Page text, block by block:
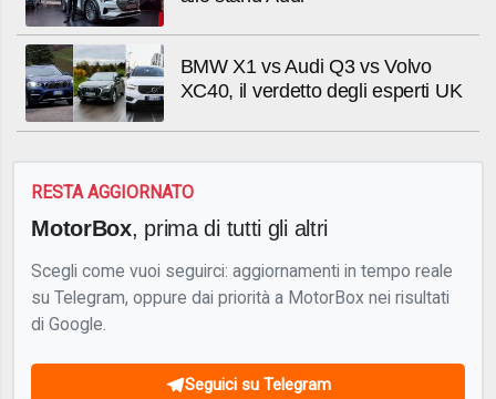
BMW X1 vs Audi Q3 vs Volvo
XC40, il verdetto degli esperti UK
RESTA AGGIORNATO
MotorBox, prima di tutti gli altri
Scegli come vuoi seguirci: aggiornamenti in tempo reale
su Telegram, oppure dai priorità a MotorBox nei risultati
di Google.
Seguici su Telegram